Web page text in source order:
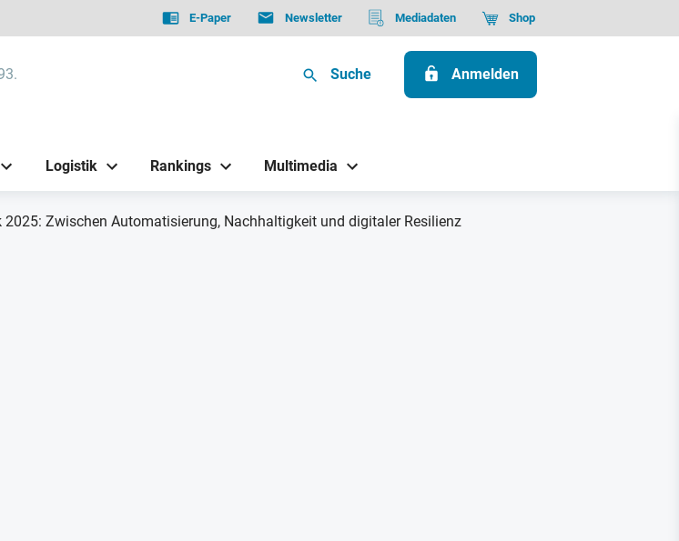
E-Paper Newsletter Mediadaten Shop
Suche Anmelden
Logistik Rankings Multimedia
2025: Zwischen Automatisierung, Nachhaltigkeit und digitaler Resilienz